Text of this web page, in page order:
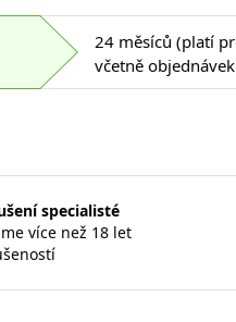
24 měsíců (platí
včetně
specialisté
více než 18 let